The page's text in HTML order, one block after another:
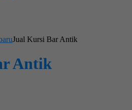
Jual Kursi Bar Antik
Antik